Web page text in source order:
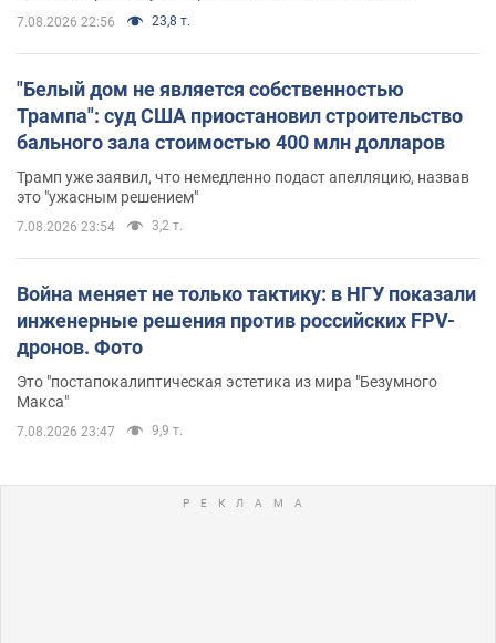
7.08.2026 22:56 23,8 т.
"Белый дом не является собственностью
Трампа": суд США приостановил строительство
бального зала стоимостью 400 млн долларов
Трамп уже заявил, что немедленно подаст апелляцию, назвав
это "ужасным решением"
7.08.2026 23:54 3,2 т.
Война меняет не только тактику: в НГУ показали
инженерные решения против российских FPV-
дронов. Фото
Это "постапокалиптическая эстетика из мира "Безумного
Макса"
7.08.2026 23:47 9,9 т.